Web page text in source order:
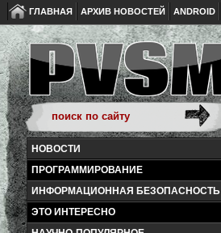
ГЛАВНАЯ АРХИВ НОВОСТЕЙ ANDROID
НОВОСТИ
ПРОГРАММИРОВАНИЕ
ИНФОРМАЦИОННАЯ БЕЗОПАСНОСТЬ
ЭТО ИНТЕРЕСНО